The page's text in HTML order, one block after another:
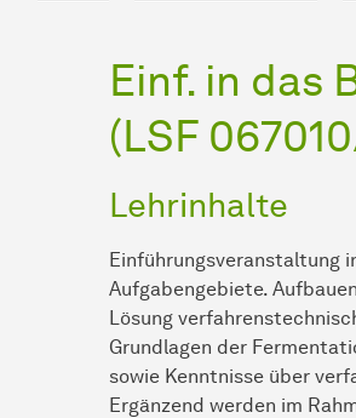
Einf. in das
(LSF
Lehrinhalte
Einführungsveranstaltung
Aufgabengebiete.
Lösung
Grundlagen der
sowie Kenntnisse über
Ergänzend werden im